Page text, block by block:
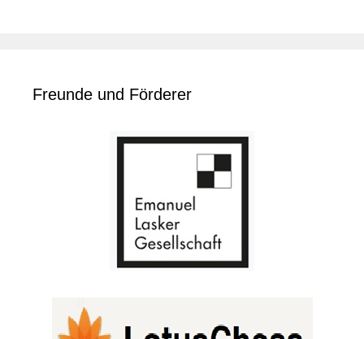
Freunde und Förderer